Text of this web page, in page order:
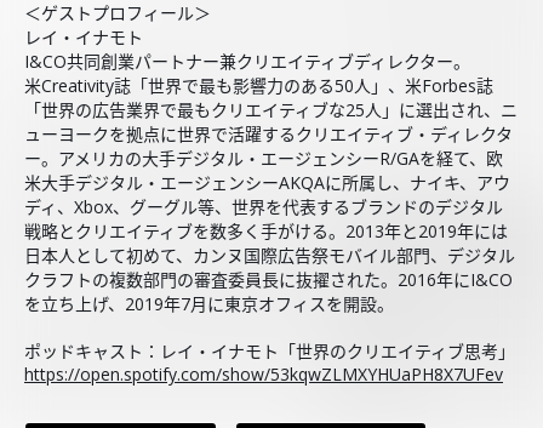
＜ゲストプロフィール＞
レイ・イナモト
I&CO共同創業パートナー兼クリエイティブディレクター。
米Creativity誌「世界で最も影響力のある50人」、米Forbes誌
「世界の広告業界で最もクリエイティブな25人」に選出され、ニ
ューヨークを拠点に世界で活躍するクリエイティブ・ディレクタ
ー。アメリカの大手デジタル・エージェンシーR/GAを経て、欧
米大手デジタル・エージェンシーAKQAに所属し、ナイキ、アウ
ディ、Xbox、グーグル等、世界を代表するブランドのデジタル
戦略とクリエイティブを数多く手がける。2013年と2019年には
日本人として初めて、カンヌ国際広告祭モバイル部門、デジタル
クラフトの複数部門の審査委員長に抜擢された。2016年にI&CO
を立ち上げ、2019年7月に東京オフィスを開設。
ポッドキャスト：レイ・イナモト「世界のクリエイティブ思考」
https://open.spotify.com/show/53kqwZLMXYHUaPH8X7UFev